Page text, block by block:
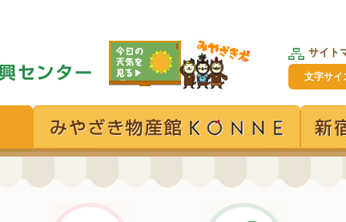
サイト
文字サイ